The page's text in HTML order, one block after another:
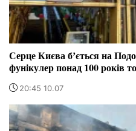
Серце Києва бʼється на
фунікулер понад 100 років
20:45 10.07